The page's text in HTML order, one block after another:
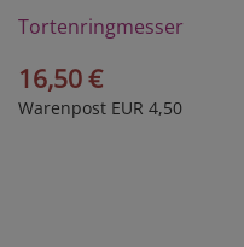
Tortenringmesser
16,50 €
Warenpost EUR 4,50